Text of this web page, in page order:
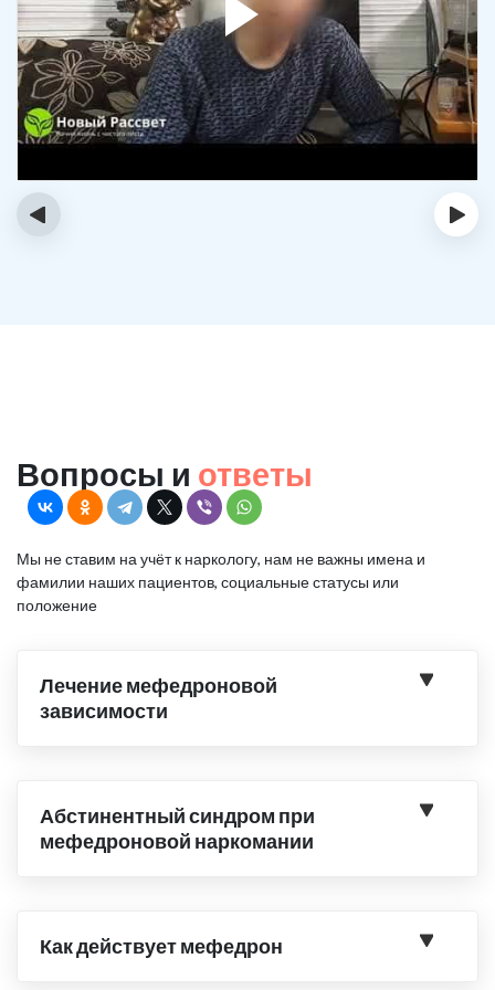
‹ ›
Вопросы и ответы
Мы не ставим на учёт к наркологу, нам не важны имена и
фамилии наших пациентов, социальные статусы или
положение
Лечение мефедроновой
зависимости
Абстинентный синдром при
мефедроновой наркомании
Как действует мефедрон